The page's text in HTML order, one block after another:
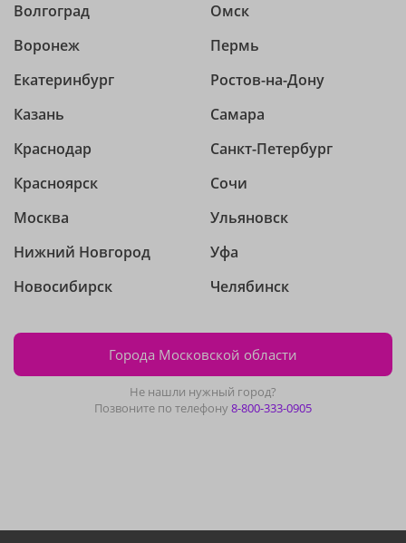
Волгоград
Воронеж
Екатеринбург
Казань
Краснодар
Красноярск
Москва
Нижний Новгород
Новосибирск
Омск
Пермь
Ростов-на-Дону
Самара
Санкт-Петербург
Сочи
Ульяновск
Уфа
Челябинск
Города Московской области
Не нашли нужный город?
Позвоните по телефону8-800-333-0905